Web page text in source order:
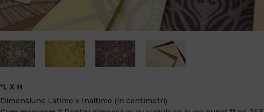
L X H
Dimensiune Latime x Inaltime (in centimetri)